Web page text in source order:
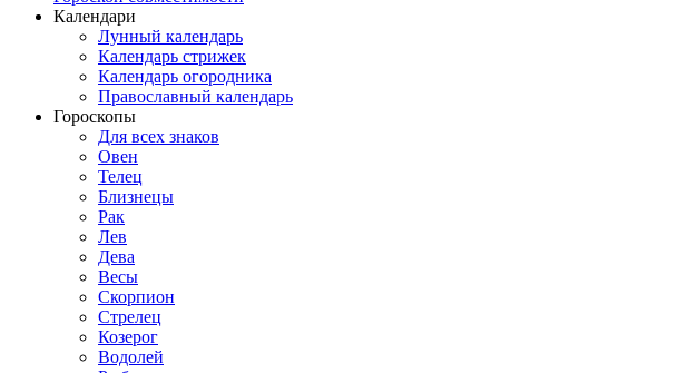
Календари
Лунный календарь
Календарь стрижек
Календарь огородника
Православный календарь
Гороскопы
Для всех знаков
Овен
Телец
Близнецы
Рак
Лев
Дева
Весы
Скорпион
Стрелец
Козерог
Водолей